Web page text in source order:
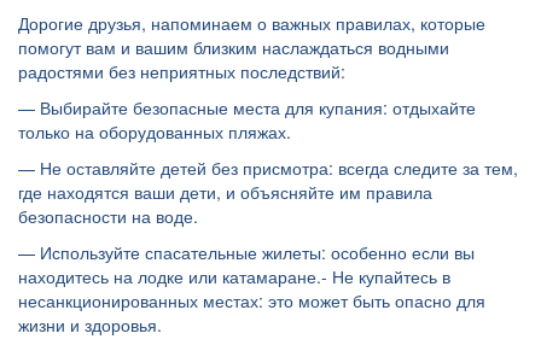
️Дорогие друзья, напоминаем о важных правилах, которые
помогут вам и вашим близким наслаждаться водными
радостями без неприятных последствий:
— Выбирайте безопасные места для купания: отдыхайте
только на оборудованных пляжах.
— Не оставляйте детей без присмотра: всегда следите за тем,
где находятся ваши дети, и объясняйте им правила
безопасности на воде.
— Используйте спасательные жилеты: особенно если вы
находитесь на лодке или катамаране.- Не купайтесь в
несанкционированных местах: это может быть опасно для
жизни и здоровья.